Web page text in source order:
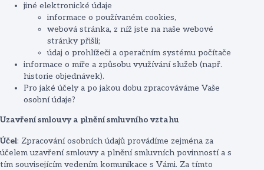
jiné elektronické údaje
informace o používaném cookies,
webová stránka, z níž jste na naše webové
stránky přišli;
údaj o prohlížeči a operačním systému počítače
informace o míře a způsobu využívání služeb (např.
historie objednávek).
Pro jaké účely a po jakou dobu zpracováváme Vaše
osobní údaje?
Uzavření smlouvy a plnění smluvního vztahu
Účel: Zpracování osobních údajů provádíme zejména za
účelem uzavření smlouvy a plnění smluvních povinností a s
tím souvisejícím vedením komunikace s Vámi. Za tímto